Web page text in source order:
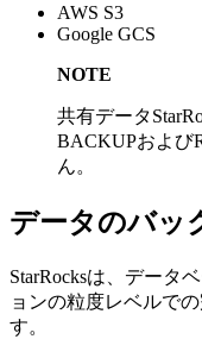
AWS S3
Google GCS
NOTE
共有データ
BACKUPおよび
ん。
データのバッ
StarRocksは、データ
ョンの粒度レベルで
す。